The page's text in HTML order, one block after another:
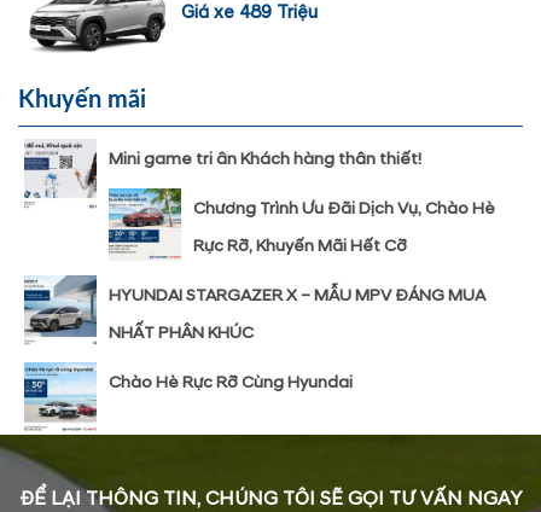
Giá xe 489 Triệu
Khuyến mãi
Mini game tri ân Khách hàng thân thiết!
Chương Trình Ưu Đãi Dịch Vụ, Chào Hè
Rực Rỡ, Khuyến Mãi Hết Cỡ
HYUNDAI STARGAZER X – MẪU MPV ĐÁNG MUA
NHẤT PHÂN KHÚC
Chào Hè Rực Rỡ Cùng Hyundai
ĐỂ LẠI THÔNG TIN, CHÚNG TÔI SẼ GỌI TƯ VẤN NGAY